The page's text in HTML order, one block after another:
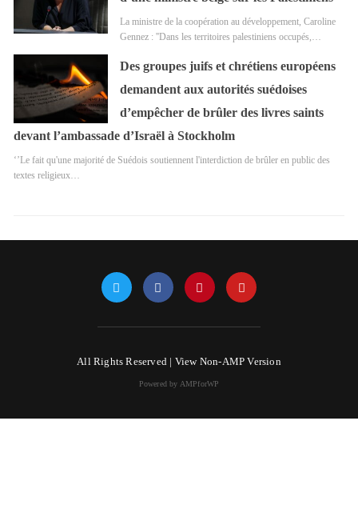
La ministre de la coopération au développement, Caroline
Gennez : ''Dans les territoires palestiniens occupés,…
Des groupes juifs et chrétiens européens
demandent aux autorités suédoises
d’empêcher de brûler des livres saints
devant l’ambassade d’Israël à Stockholm
‘’Le fait qu'une majorité de Suédois soutiennent l'interdiction de brûler en public des
textes religieux…
All Rights Reserved | View Non-AMP Version
Powered by AMPforWP